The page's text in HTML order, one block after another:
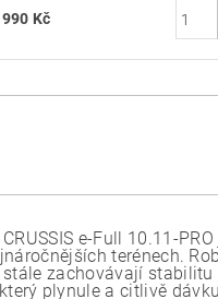
Kč
e-Full 10.11-
terénech.
zachovávají
plynule a citlivě